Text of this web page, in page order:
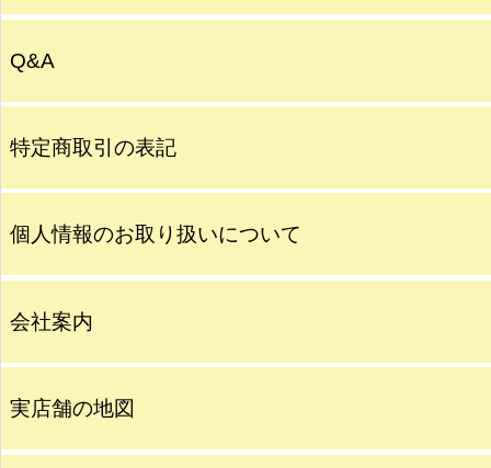
Q&A
特定商取引の表記
個人情報のお取り扱いについて
会社案内
実店舗の地図